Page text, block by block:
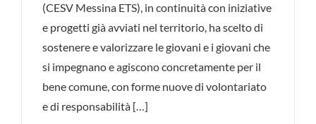
(CESV Messina ETS), in continuità con iniziative
e progetti già avviati nel territorio, ha scelto di
sostenere e valorizzare le giovani e i giovani che
si impegnano e agiscono concretamente per il
bene comune, con forme nuove di volontariato
e di responsabilità […]